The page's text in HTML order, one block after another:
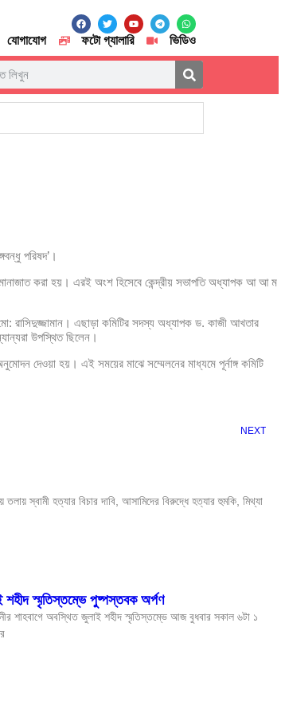
যোগাযোগ
ফটো গ্যালারি ভিডিও
পরিষদ’।
মোনাজাত করা হয়। এরই অংশ হিসেবে কেন্দ্রীয় সভাপতি অধ্যাপক আ আ ম
রাসিদুজ্জামান। এছাড়া কমিটির সদস্য অধ্যাপক ড. কাজী আখতার
উপস্থিত ছিলেন।
দেওয়া হয়। এই সময়ের মাঝে সম্মেলনের মাধ্যমে পূর্নাঙ্গ কমিটি
NEXT
স্বামী হত্যার বিচার দাবি, আসামিদের বিরুদ্ধে হত্যার হুমকি, মিথ্যা
শহীদ স্মৃতিস্তম্ভে পুষ্পস্তবক অর্পণ
শাহবাগে অবস্থিত জুলাই শহীদ স্মৃতিস্তম্ভে আজ বুধবার সকাল ৬টা ১